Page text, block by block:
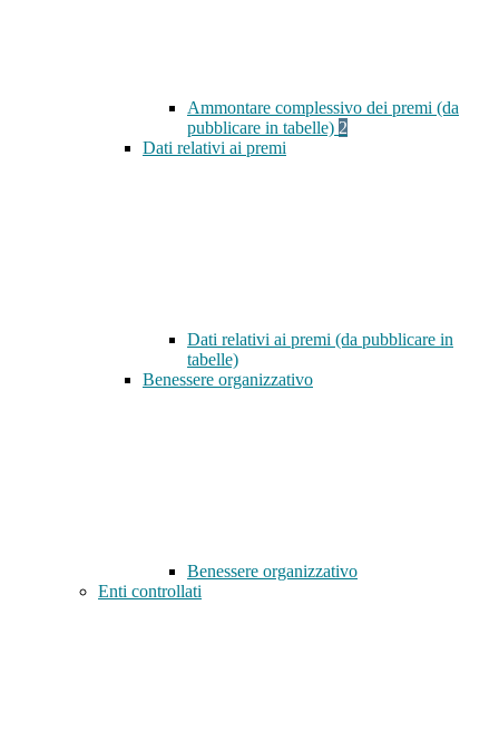
Ammontare complessivo dei premi (da
pubblicare in tabelle) 2
Dati relativi ai premi
Dati relativi ai premi (da pubblicare in
tabelle)
Benessere organizzativo
Benessere organizzativo
Enti controllati